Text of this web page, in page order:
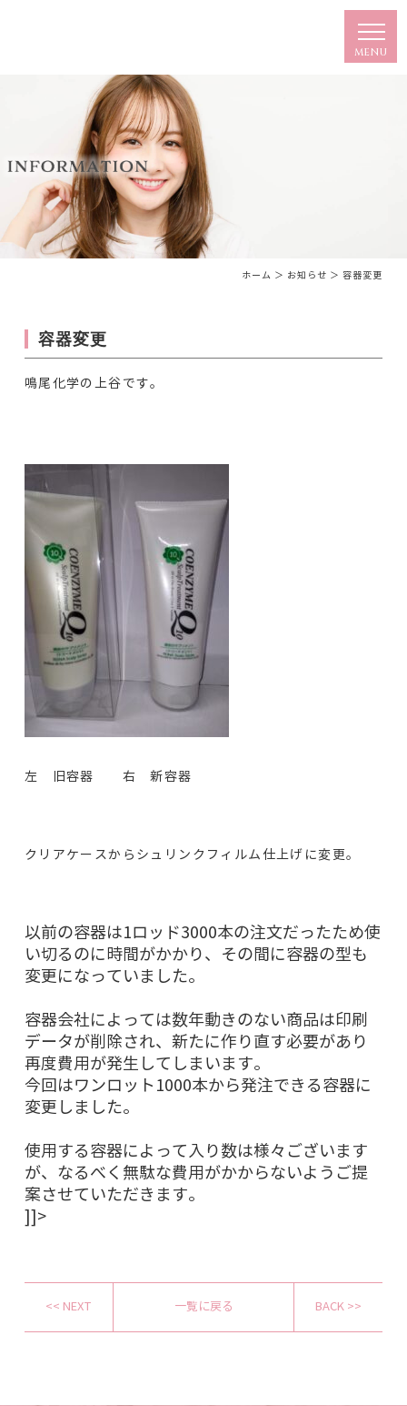
ホーム ＞ お知らせ ＞ 容器変更
容器変更
鳴尾化学の上谷です。
左 旧容器 右 新容器
クリアケースからシュリンクフィルム仕上げに変更。
以前の容器は1ロッド3000本の注文だったため使
い切るのに時間がかかり、その間に容器の型も
変更になっていました。
容器会社によっては数年動きのない商品は印刷
データが削除され、新たに作り直す必要があり
再度費用が発生してしまいます。
今回はワンロット1000本から発注できる容器に
変更しました。
使用する容器によって入り数は様々ございます
が、なるべく無駄な費用がかからないようご提
案させていただきます。
]]>
<< NEXT 一覧に戻る BACK >>